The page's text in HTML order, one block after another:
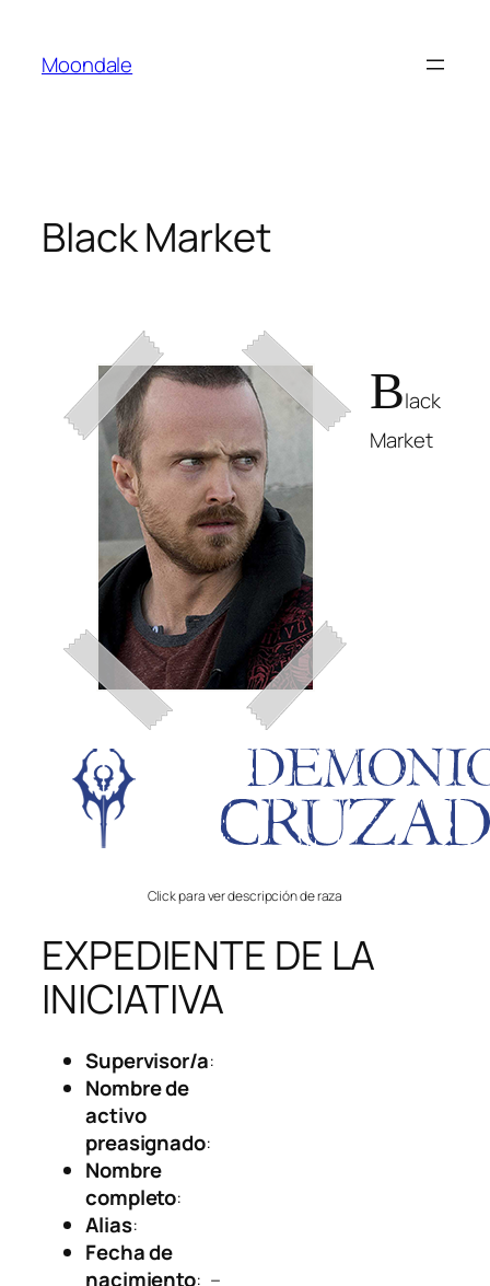
contenido
Moondale
Black Market
Black
Market
Click para ver descripción de raza
EXPEDIENTE DE LA
INICIATIVA
Supervisor/a:
Nombre de
activo
preasignado:
Nombre
completo:
Alias:
Fecha de
nacimiento: –